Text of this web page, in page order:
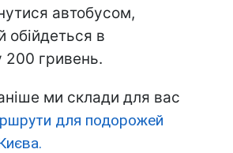
автобусом,
обійдеться в
гривень.
ми склади для вас
для подорожей